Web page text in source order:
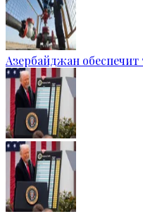
Азербайджан